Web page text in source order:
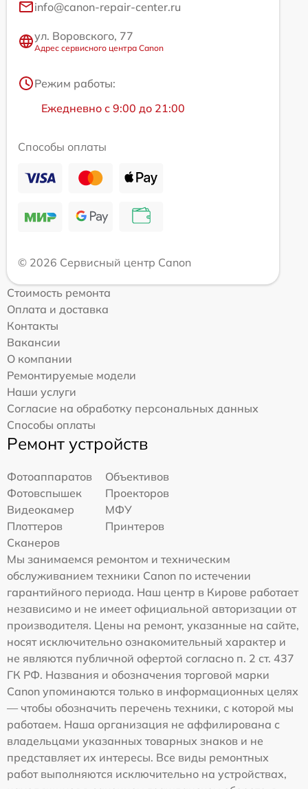
info@canon-repair-center.ru
ул. Воровского, 77
Адрес сервисного центра Canon
Режим работы:
Ежедневно с 9:00 до 21:00
Способы оплаты
© 2026 Сервисный центр Canon
Стоимость ремонта
Оплата и доставка
Контакты
Вакансии
О компании
Ремонтируемые модели
Наши услуги
Согласие на обработку персональных данных
Способы оплаты
Ремонт устройств
Фотоаппаратов
Объективов
Фотовспышек
Проекторов
Видеокамер
МФУ
Плоттеров
Принтеров
Сканеров
Мы занимаемся ремонтом и техническим
обслуживанием техники Canon по истечении
гарантийного периода. Наш центр в Кирове работает
независимо и не имеет официальной авторизации от
производителя. Цены на ремонт, указанные на сайте,
носят исключительно ознакомительный характер и
не являются публичной офертой согласно п. 2 ст. 437
ГК РФ. Названия и обозначения торговой марки
Canon упоминаются только в информационных целях
— чтобы обозначить перечень техники, с которой мы
работаем. Наша организация не аффилирована с
владельцами указанных товарных знаков и не
представляет их интересы. Все виды ремонтных
работ выполняются исключительно на устройствах,